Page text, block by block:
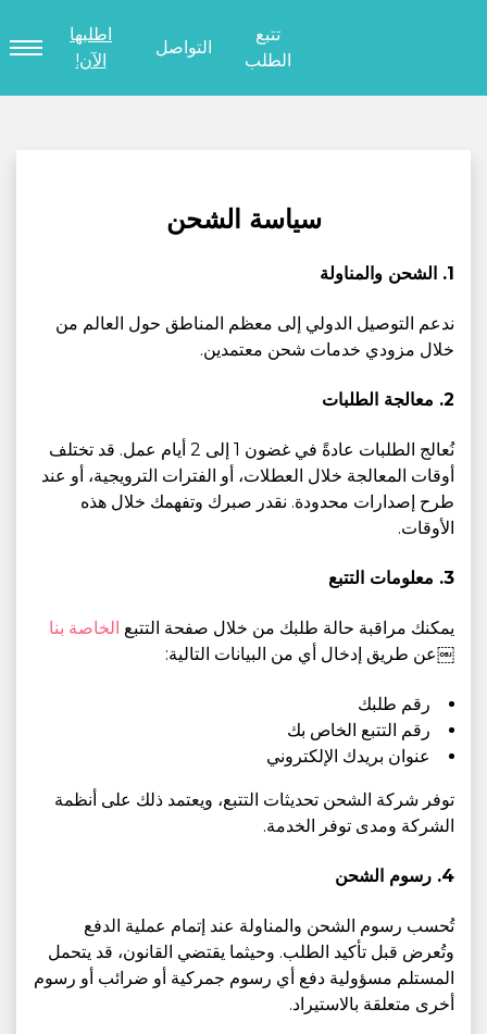
تتبع
الطلب
التواصل
اطلبها
الآن!
سياسة الشحن
1. الشحن والمناولة
ندعم التوصيل الدولي إلى معظم المناطق حول العالم من
خلال مزودي خدمات شحن معتمدين.
2. معالجة الطلبات
نُعالج الطلبات عادةً في غضون 1 إلى 2 أيام عمل. قد تختلف
أوقات المعالجة خلال العطلات، أو الفترات الترويجية، أو عند
طرح إصدارات محدودة. نقدر صبرك وتفهمك خلال هذه
الأوقات.
3. معلومات التتبع
يمكنك مراقبة حالة طلبك من خلال صفحة التتبع الخاصة بنا
￼عن طريق إدخال أي من البيانات التالية:
رقم طلبك
رقم التتبع الخاص بك
عنوان بريدك الإلكتروني
توفر شركة الشحن تحديثات التتبع، ويعتمد ذلك على أنظمة
الشركة ومدى توفر الخدمة.
4. رسوم الشحن
تُحسب رسوم الشحن والمناولة عند إتمام عملية الدفع
وتُعرض قبل تأكيد الطلب. وحيثما يقتضي القانون، قد يتحمل
المستلم مسؤولية دفع أي رسوم جمركية أو ضرائب أو رسوم
أخرى متعلقة بالاستيراد.